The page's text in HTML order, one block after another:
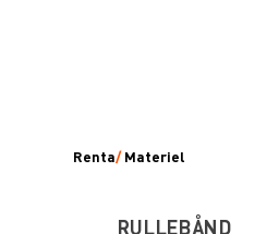
Renta/ Materiel
RULLEBÅND